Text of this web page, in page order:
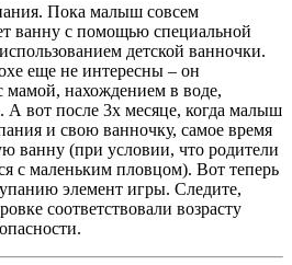
Пока малыш совсем
ванну с помощью специальной
детской ванночки.
еще не интересны – он
мамой, нахождением в воде,
вот после 3х месяце, когда малыш
и свою ванночку, самое время
ванну (при условии, что родители
с маленьким пловцом). Вот теперь
элемент игры. Следите,
соответствовали возрасту